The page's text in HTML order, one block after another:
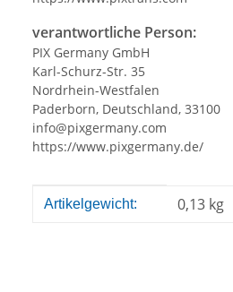
verantwortliche Person:
PIX Germany GmbH
Karl-Schurz-Str. 35
Nordrhein-Westfalen
Paderborn, Deutschland, 33100
info@pixgermany.com
https://www.pixgermany.de/
Produkteigenschaft
Wert
Artikelgewicht: 0,13 kg